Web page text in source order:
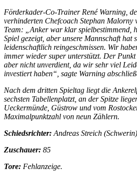
Förderkader-Co-Trainer René Warning,
verhinderten Chefcoach Stephan Malorny
Team: „Anker war klar spielbestimmend,
Spiel gezeigt, aber unsere Mannschaft hat
leidenschaftlich reingeschmissen. Wir
immer wieder super unterstützt. Der
aber nicht unverdient, da wir sehr viel
investiert haben“, sagte Warning
Nach dem dritten Spieltag liegt die
sechsten Tabellenplatzt, an der Spitze
Ueckermünde, Güstrow und vom
Maximalpunktzahl von neun Zählern.
Schiedsrichter: Andreas Streich (Schwerin)
Zuschauer: 85
Tore: Fehlanzeige.